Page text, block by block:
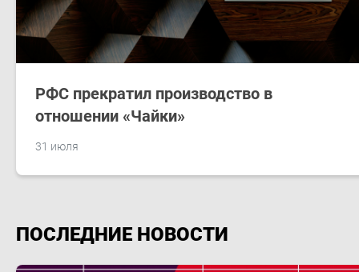
31 июля
РФС прекратил производство в
отношении «Чайки»
ПОСЛЕДНИЕ НОВОСТИ